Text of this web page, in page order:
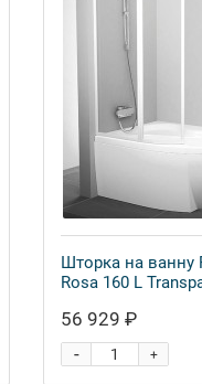
Шторка на ванну
Rosa 160 L
56 929 ₽
+
-